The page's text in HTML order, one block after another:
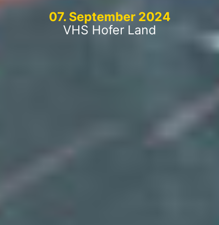
07. September 2024
VHS Hofer Land